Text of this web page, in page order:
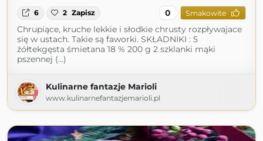
6 2 Zapisz 0 Smakowite
Chrupiące, kruche lekkie i słodkie chrusty rozpływajace
się w ustach. Takie są faworki. SKŁADNIKI : 5
żółtekgęsta śmietana 18 % 200 g 2 szklanki mąki
pszennej (...)
Kulinarne fantazje Marioli
www.kulinarnefantazjemarioli.pl